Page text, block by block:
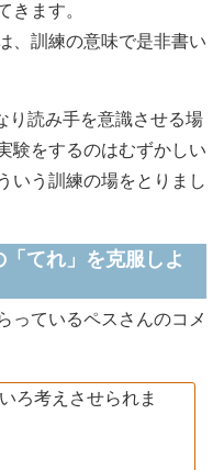
きます。
、訓練の意味で是非書い
読み手を意識させる場
験をするのはむずかしい
いう訓練の場をとりまし
「てれ」を克服しよ
っているペスさんのコメ
ろ考えさせられま